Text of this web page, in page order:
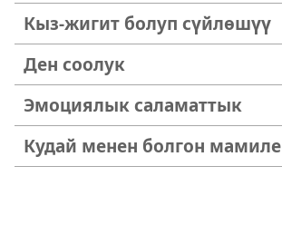
Кыз-жигит болуп сүйлөшүү
Ден соолук
Эмоциялык саламаттык
Кудай менен болгон мамиле